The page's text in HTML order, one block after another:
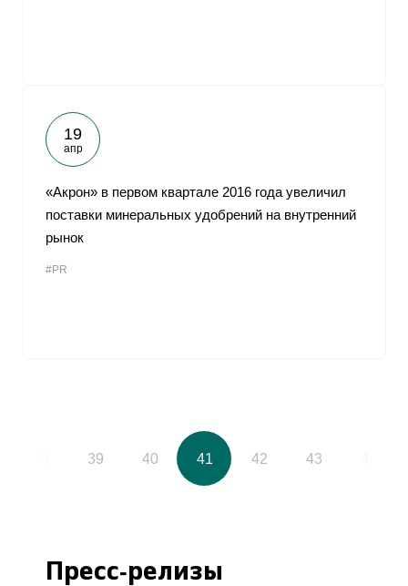
19
апр
«Акрон» в первом квартале 2016 года увеличил
поставки минеральных удобрений на внутренний
рынок
#PR
39 40 41 42 43
Пресс-релизы